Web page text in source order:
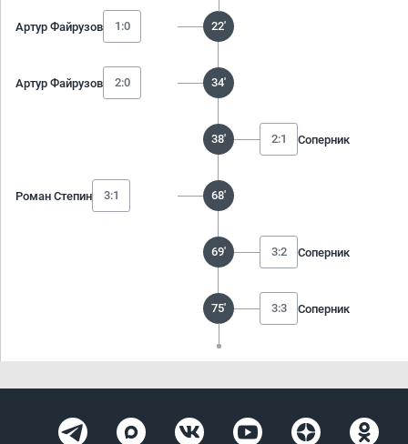
Артур Файрузов 1:0 22'
Артур Файрузов 2:0 34'
38' 2:1 Соперник
Роман Степин 3:1 68'
69' 3:2 Соперник
75' 3:3 Соперник